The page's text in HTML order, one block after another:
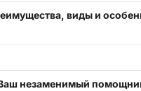
виды и
незаменимый